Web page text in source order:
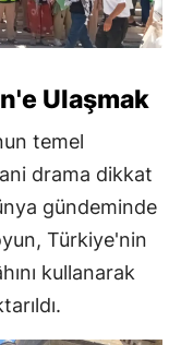
Ulaşmak
temel
drama dikkat
gündeminde
Türkiye'nin
kullanarak